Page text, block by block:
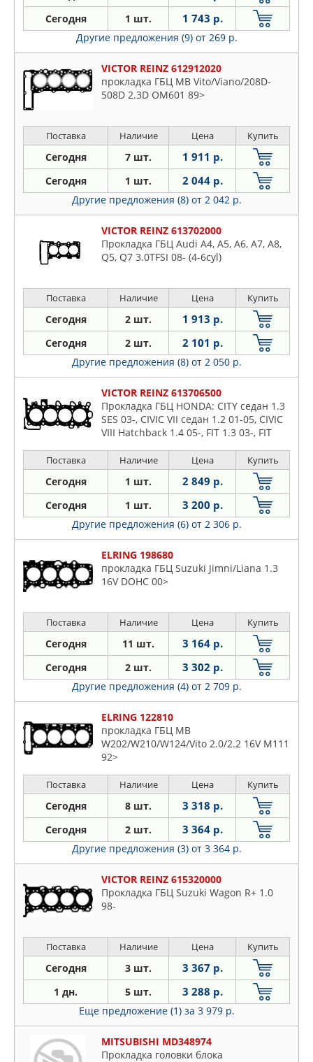
Сегодня 1 шт. 1 743 р.
Другие предложения (9) от 269 р.
VICTOR REINZ 612912020
прокладка ГБЦ MB Vito/Viano/208D-
508D 2.3D OM601 89>
Поставка Наличие Цена Купить
Сегодня 7 шт. 1 911 р.
Сегодня 1 шт. 2 044 р.
Другие предложения (8) от 2 042 р.
VICTOR REINZ 613702000
Прокладка ГБЦ Audi A4, A5, A6, A7, A8,
Q5, Q7 3.0TFSI 08- (4-6cyl)
Поставка Наличие Цена Купить
Сегодня 2 шт. 1 913 р.
Сегодня 2 шт. 2 101 р.
Другие предложения (8) от 2 050 р.
VICTOR REINZ 613706500
Прокладка ГБЦ HONDA: CITY седан 1.3
SES 03-, CIVIC VII седан 1.2 01-05, CIVIC
VIII Hatchback 1.4 05-, FIT 1.3 03-, FIT
Поставка Наличие Цена Купить
Сегодня 1 шт. 2 849 р.
Сегодня 1 шт. 3 200 р.
Другие предложения (6) от 2 306 р.
ELRING 198680
прокладка ГБЦ Suzuki Jimni/Liana 1.3
16V DOHC 00>
Поставка Наличие Цена Купить
Сегодня 11 шт. 3 164 р.
Сегодня 2 шт. 3 302 р.
Другие предложения (4) от 2 709 р.
ELRING 122810
прокладка ГБЦ MB
W202/W210/W124/Vito 2.0/2.2 16V M111
92>
Поставка Наличие Цена Купить
Сегодня 8 шт. 3 318 р.
Сегодня 2 шт. 3 364 р.
Другие предложения (3) от 3 364 р.
VICTOR REINZ 615320000
Прокладка ГБЦ Suzuki Wagon R+ 1.0
98-
Поставка Наличие Цена Купить
Сегодня 3 шт. 3 367 р.
1 дн. 5 шт. 3 288 р.
Еще предложение (1) за 3 979 р.
MITSUBISHI MD348974
Прокладка головки блока